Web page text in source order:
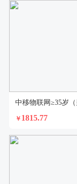
中移物联网≥35岁（
￥ 1815.77